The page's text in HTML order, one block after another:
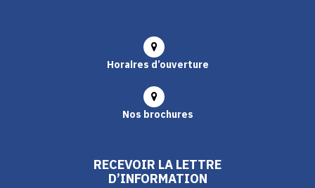
Horaires d’ouverture
Nos brochures
RECEVOIR LA LETTRE
D’INFORMATION